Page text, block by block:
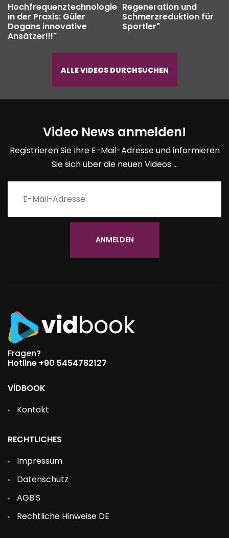
Hochfrequenztechnologie
in der Praxis: Güler
Dogans innovative
Ansätzer!!!"
Regeneration und
Schmerzreduktion für
Sportler"
ALLE VIDEOS DURCHSUCHEN
Video News anmelden!
Registrieren Sie Ihre E-Mail-Adresse und informieren
Sie sich über die neuen Videos ...
ANMELDEN
Fragen?
Hotline +90 5454782127
VİDBOOK
Kontakt
RECHTLICHES
Impressum
Datenschutz
AGB'S
Rechtliche Hinweise DE